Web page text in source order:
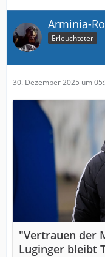
Arminia-
Erleuchteter
30. Dezember 2025 um
"Vertrauen der
Luginger bleibt